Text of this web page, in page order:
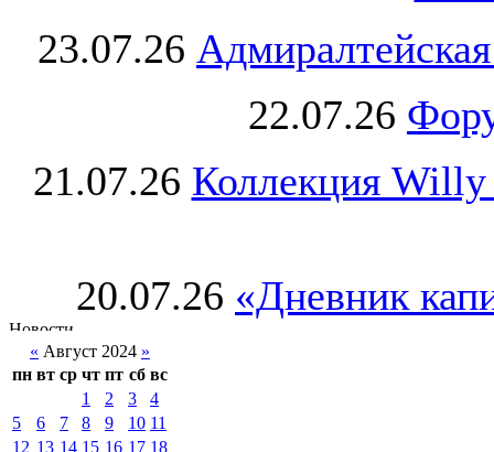
23.07.26
22.07.26
21.07.26 Коллекция Willy
20.07.26 «Дневник
« Август 2024 »
пн вт ср чт пт сб вс
1
2 3
4
5
6 7 8 9 10 11
12 13 14 15 16 17 18